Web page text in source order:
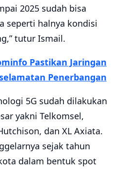
2025 sudah bisa
seperti halnya kondisi
tutur Ismail.
Pastikan Jaringan
Penerbangan
5G sudah dilakukan
yakni Telkomsel,
dan XL Axiata.
sejak tahun
dalam bentuk spot